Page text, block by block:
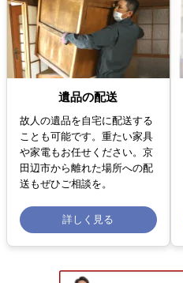
遺品の配送
故人の遺品を自宅に配送する
ことも可能です。重たい家具
や家電もお任せください。京
田辺市から離れた場所への配
送もぜひご相談を。
詳しく見る